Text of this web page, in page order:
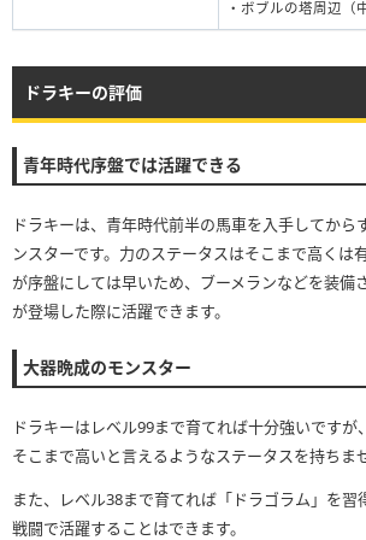
・ボブルの塔周辺（
ドラキーの評価
青年時代序盤では活躍できる
ドラキーは、青年時代前半の馬車を入手してから
ンスターです。力のステータスはそこまで高くは
が序盤にしては早いため、ブーメランなどを装備
が登場した際に活躍できます。
大器晩成のモンスター
ドラキーはレベル99まで育てれば十分強いですが
そこまで高いと言えるようなステータスを持ちま
また、レベル38まで育てれば「ドラゴラム」を習
戦闘で活躍することはできます。